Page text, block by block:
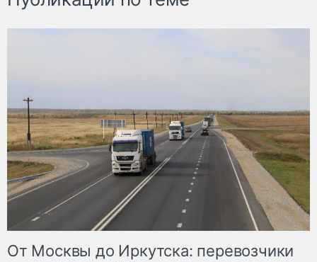
От Москвы до Иркутска: перевозчики